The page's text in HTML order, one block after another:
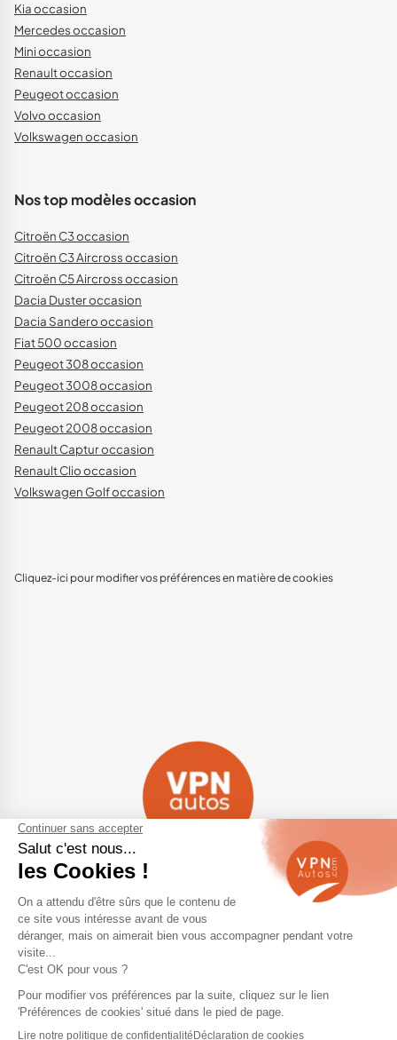
Kia occasion
Mercedes occasion
Mini occasion
Renault occasion
Peugeot occasion
Volvo occasion
Volkswagen occasion
Nos top modèles occasion
Citroën C3 occasion
Citroën C3 Aircross occasion
Citroën C5 Aircross occasion
Dacia Duster occasion
Dacia Sandero occasion
Fiat 500 occasion
Peugeot 308 occasion
Peugeot 3008 occasion
Peugeot 208 occasion
Peugeot 2008 occasion
Renault Captur occasion
Renault Clio occasion
Volkswagen Golf occasion
Cliquez-ici pour modifier vos préférences en matière de cookies
Navigation
Qui sommes-nous ?
Contactez-nous
VPN Autos Pro - Notre site de
voitures d'occasion pour
professionnels & marchands
Plan du site
Mentions légales
Rejoindre le réseau VPN Autos
Blog
Me connecter